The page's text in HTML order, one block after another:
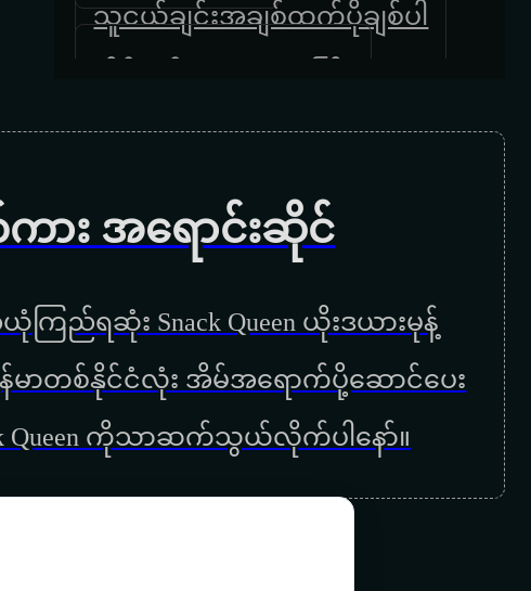
သူငယ်ချင်းအချစ်ထက်ပိုချစ်ပါ
လေလွင့်ခြင်းလမ်းမများ
ကျေးဇူးပါမေမေ
အမေ့အိမ်
မေမေ
ကြွေးဟောင်းဆပ်ခွင့်ပြုပါ
ား အရောင်းဆိုင်
ြည်ရဆုံး Snack Queen ယိုးဒယားမုန့်
ြန်မာတစ်နိုင်ငံလုံး အိမ်အရောက်ပို့ဆောင်ပေး
Queen ကိုသာဆက်သွယ်လိုက်ပါနော်။